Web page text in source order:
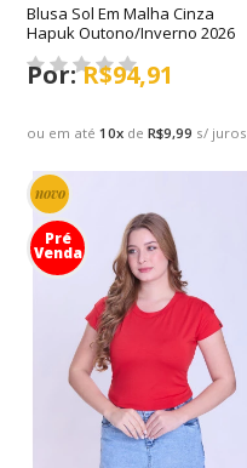
Blusa Sol Em Malha Cinza
Hapuk Outono/Inverno 2026
ou em até10x deR$9,99 s/ juros
R$94,91
novo
Pré
Venda